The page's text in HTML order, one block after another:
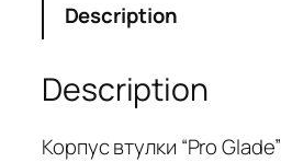
Description
Description
Корпус втулки “Pro Glade”